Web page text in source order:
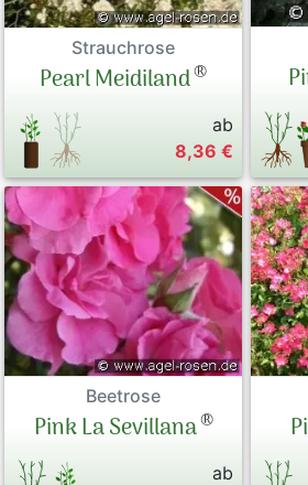
Strauchrose
Pearl Meidiland®
ab
8,36 €
Beetrose
Pink La Sevillana®
ab